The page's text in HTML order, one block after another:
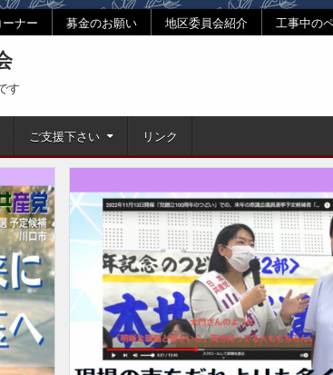
ナー 募金のお願い 地区委員会紹介 工事中の
す
ご支援下さい リンク